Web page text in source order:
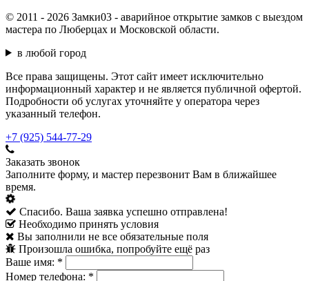
© 2011 - 2026 Замки03 - аварийное открытие замков с выездом
мастера по Люберцах и Московской области.
в любой город
Все права защищены. Этот сайт имеет исключительно
информационный характер и не является публичной офертой.
Подробности об услугах уточняйте у оператора через
указанный телефон.
+7 (925) 544-77-29
Заказать звонок
Заполните форму, и мастер перезвонит Вам в ближайшее
время.
Спасибо. Ваша заявка успешно отправлена!
Необходимо принять условия
Вы заполнили не все обязательные поля
Произошла ошибка, попробуйте ещё раз
Ваше имя: *
Номер телефона: *